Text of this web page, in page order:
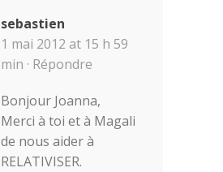
sebastien
1 mai 2012 at 15 h 59
min · Répondre
Bonjour Joanna,
Merci à toi et à Magali
de nous aider à
RELATIVISER.